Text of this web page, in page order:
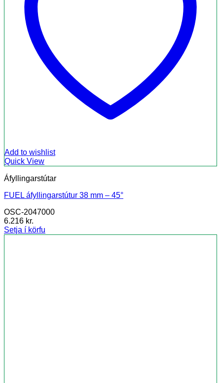
Add to wishlist
Quick View
Áfyllingarstútar
FUEL áfyllingarstútur 38 mm – 45°
OSC-2047000
6.216 kr.
Setja í körfu